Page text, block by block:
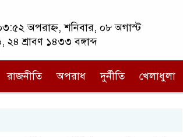
অপরাহ্ন, শনিবার, ০৮ অগাস্ট
২৪ শ্রাবণ ১৪৩৩ বঙ্গাব্দ
রাজনীতি অপরাধ দুর্নীতি খেলাধুলা